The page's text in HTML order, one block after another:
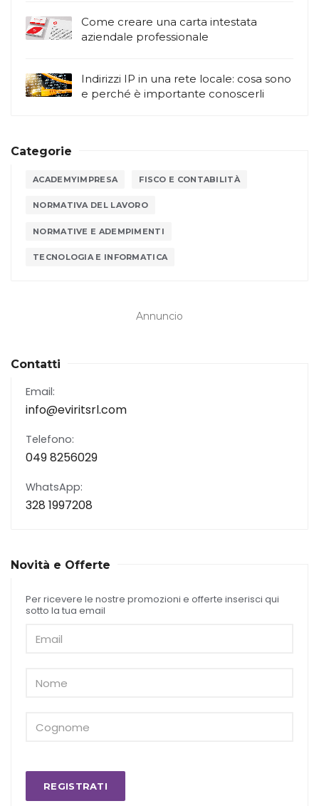
Come creare una carta intestata
aziendale professionale
Indirizzi IP in una rete locale: cosa sono
e perché è importante conoscerli
Categorie
ACADEMYIMPRESA FISCO E CONTABILITÀ
NORMATIVA DEL LAVORO
NORMATIVE E ADEMPIMENTI
TECNOLOGIA E INFORMATICA
Annuncio
Contatti
Email:
info@eviritsrl.com
Telefono:
049 8256029
WhatsApp:
328 1997208
Novità e Offerte
Per ricevere le nostre promozioni e offerte inserisci qui
sotto la tua email
REGISTRATI